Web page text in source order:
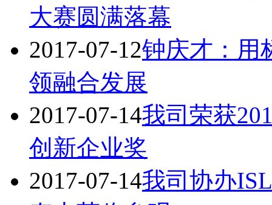
大赛圆满落幕
2017-07-12钟庆才：用
领融合发展
2017-07-14我司荣获
创新企业奖
2017-07-14我司协办